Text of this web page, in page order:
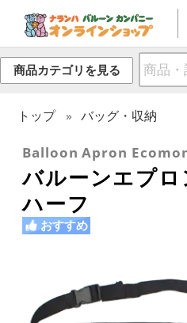
商品カテゴリを見る
トップ バッグ・収納
Balloon Apron
バルーンエプ
ハーフ
おすすめ